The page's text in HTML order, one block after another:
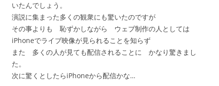
いたんでしょう。
演説に集まった多くの観衆にも驚いたのですが
その事よりも 恥ずかしながら ウェブ制作の人としては
iPhoneでライブ映像が見られることを知らず
また 多くの人が見ても配信されることに かなり驚きまし
た。
次に驚くとしたらiPhoneから配信かな…